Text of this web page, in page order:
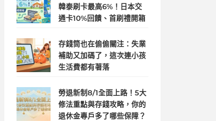
韓泰刷卡最高6%！日本交
通卡10%回饋、首刷禮開箱
存錢筒也在偷偷關注：失業
補助又加碼了，這次連小孩
生活費都有著落
勞退新制8/1全面上路！5大
修法重點與存錢攻略，你的
退休金專戶多了哪些保障？